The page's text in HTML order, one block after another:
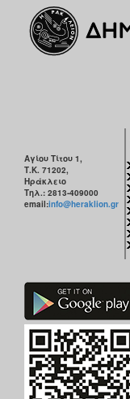
Αγίου Τίτου 1,
Τ.Κ. 71202,
Ηράκλειο
Τηλ.: 2813-409000
email:info@heraklion.gr